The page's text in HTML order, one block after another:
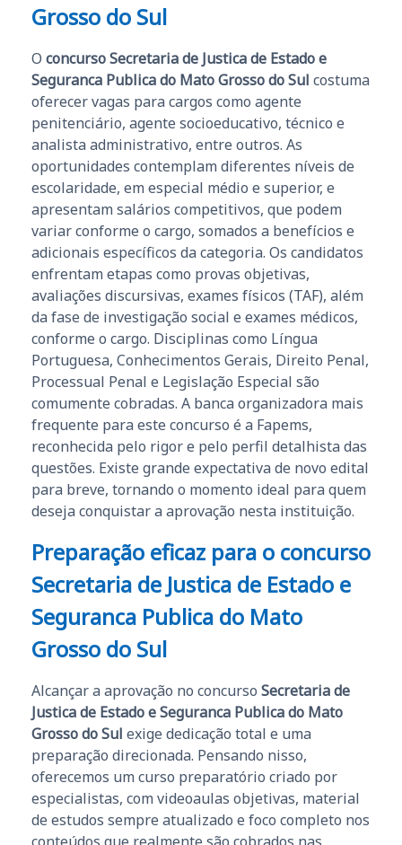
Grosso do Sul
O concurso Secretaria de Justica de Estado e
Seguranca Publica do Mato Grosso do Sul costuma
oferecer vagas para cargos como agente
penitenciário, agente socioeducativo, técnico e
analista administrativo, entre outros. As
oportunidades contemplam diferentes níveis de
escolaridade, em especial médio e superior, e
apresentam salários competitivos, que podem
variar conforme o cargo, somados a benefícios e
adicionais específicos da categoria. Os candidatos
enfrentam etapas como provas objetivas,
avaliações discursivas, exames físicos (TAF), além
da fase de investigação social e exames médicos,
conforme o cargo. Disciplinas como Língua
Portuguesa, Conhecimentos Gerais, Direito Penal,
Processual Penal e Legislação Especial são
comumente cobradas. A banca organizadora mais
frequente para este concurso é a Fapems,
reconhecida pelo rigor e pelo perfil detalhista das
questões. Existe grande expectativa de novo edital
para breve, tornando o momento ideal para quem
deseja conquistar a aprovação nesta instituição.
Preparação eficaz para o concurso
Secretaria de Justica de Estado e
Seguranca Publica do Mato
Grosso do Sul
Alcançar a aprovação no concurso Secretaria de
Justica de Estado e Seguranca Publica do Mato
Grosso do Sul exige dedicação total e uma
preparação direcionada. Pensando nisso,
oferecemos um curso preparatório criado por
especialistas, com videoaulas objetivas, material
de estudos sempre atualizado e foco completo nos